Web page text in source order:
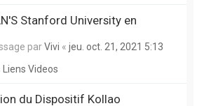
Stanford University en
parVivi « jeu. oct. 21, 2021 5:13
Liens Videos
du Dispositif Kollao